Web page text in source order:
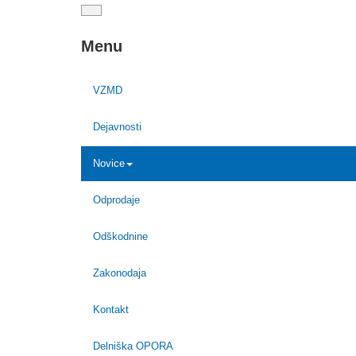
Menu
VZMD
Dejavnosti
Novice
Odprodaje
Odškodnine
Zakonodaja
Kontakt
Delniška OPORA